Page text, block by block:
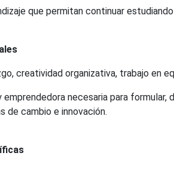
que permitan continuar
creatividad organizativa, trabajo en
necesaria para
de cambio e innovación.